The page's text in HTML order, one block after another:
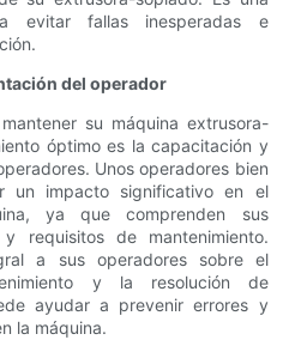
evitar fallas inesperadas e
del operador
su máquina extrusora-
óptimo es la capacitación y
Unos operadores bien
un impacto significativo en el
ya que comprenden sus
requisitos de mantenimiento.
a sus operadores sobre el
y la resolución de
ayudar a prevenir errores y
la máquina.